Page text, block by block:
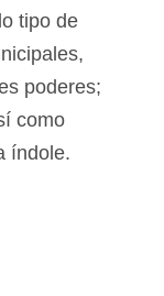
tipo de
poderes;
como
índole.